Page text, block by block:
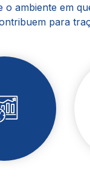
ambiente em
para